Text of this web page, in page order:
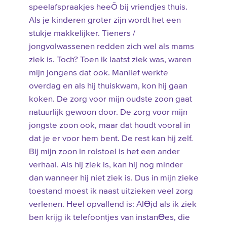
speelafspraakjes heeŌ bij vriendjes thuis.
Als je kinderen groter zijn wordt het een
stukje makkelijker. Tieners /
jongvolwassenen redden zich wel als mams
ziek is. Toch? Toen ik laatst ziek was, waren
mijn jongens dat ook. Manlief werkte
overdag en als hij thuiskwam, kon hij gaan
koken. De zorg voor mijn oudste zoon gaat
natuurlijk gewoon door. De zorg voor mijn
jongste zoon ook, maar dat houdt vooral in
dat je er voor hem bent. De rest kan hij zelf.
Bij mijn zoon in rolstoel is het een ander
verhaal. Als hij ziek is, kan hij nog minder
dan wanneer hij niet ziek is. Dus in mijn zieke
toestand moest ik naast uitzieken veel zorg
verlenen. Heel opvallend is: AlƟjd als ik ziek
ben krijg ik telefoontjes van instanƟes, die